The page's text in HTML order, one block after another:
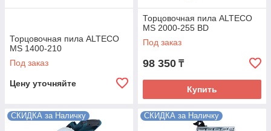
Торцовочная пила ALTECO
MS 1400-210
Под заказ
Цену уточняйте
Торцовочная пила ALTECO
MS 2000-255 BD
Под заказ
98 350 ₸
Купить
СКИДКА за Наличку СКИДКА за Наличку